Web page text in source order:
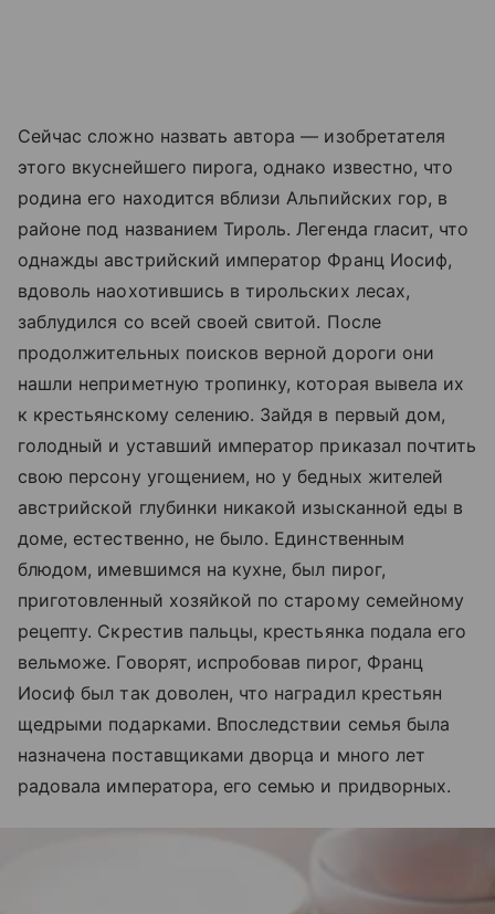
Сейчас сложно назвать автора — изобретателя
этого вкуснейшего пирога, однако известно, что
родина его находится вблизи Альпийских гор, в
районе под названием Тироль. Легенда гласит, что
однажды австрийский император Франц Иосиф,
вдоволь наохотившись в тирольских лесах,
заблудился со всей своей свитой. После
продолжительных поисков верной дороги они
нашли неприметную тропинку, которая вывела их
к крестьянскому селению. Зайдя в первый дом,
голодный и уставший император приказал почтить
свою персону угощением, но у бедных жителей
австрийской глубинки никакой изысканной еды в
доме, естественно, не было. Единственным
блюдом, имевшимся на кухне, был пирог,
приготовленный хозяйкой по старому семейному
рецепту. Скрестив пальцы, крестьянка подала его
вельможе. Говорят, испробовав пирог, Франц
Иосиф был так доволен, что наградил крестьян
щедрыми подарками. Впоследствии семья была
назначена поставщиками дворца и много лет
радовала императора, его семью и придворных.